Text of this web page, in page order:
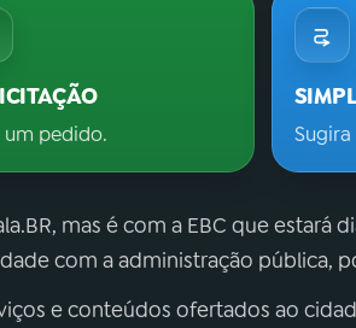
um pedido.
mas é com a EBC que estará
com a administração pública,
e conteúdos ofertados ao